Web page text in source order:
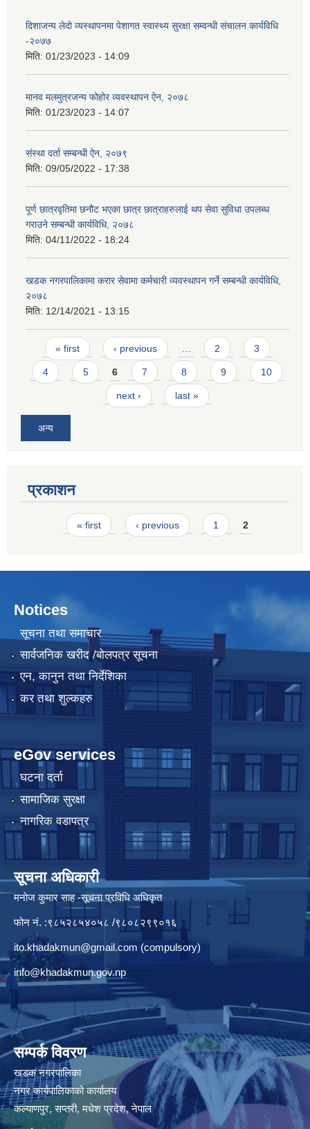
दिशाजन्य लेदो व्यस्थापनमा पेशागत स्वास्थ्य सुरक्षा सम्वन्धी संचालन कार्यविधि
-२०७७
मिति: 01/23/2023 - 14:09
मानव मलमुत्रजन्य फोहोर व्यवस्थापन ऐन, २०७८
मिति: 01/23/2023 - 14:07
संस्था दर्ता सम्बन्धी ऐन, २०७९
मिति: 09/05/2022 - 17:38
पूर्ण छात्रवृतिमा छनौट भएका छात्र छात्राहरुलाई थप सेवा सुविधा उपलब्ध
गराउने सम्बन्धी कार्यविधि, २०७८
मिति: 04/11/2022 - 18:24
खडक नगरपालिकामा करार सेवामा कर्मचारी व्यवस्थापन गर्ने सम्बन्धी कार्यविधि,
२०७८
मिति: 12/14/2021 - 13:15
Pages
« first ‹ previous … 2 3
4 5 6 7 8 9 10
next › last »
अन्य
प्रकाशन
Pages« first ‹ previous 1 2
Notices
सूचना तथा समाचार
सार्वजनिक खरीद /बोलपत्र सूचना
एन, कानुन तथा निर्देशिका
कर तथा शुल्कहरु
eGov services
घटना दर्ता
सामाजिक सुरक्षा
नागरिक वडापत्र
सूचना अधिकारी
मनाेज कुमार साह -सूचना प्रविधि अधिकृत
फोन नं. :९८५२८५४०५८ /९८०८२९९०१६
ito.khadakmun@gmail.com (compulsory)
info@khadakmun.gov.np
सम्पर्क विवरण
खडक नगरपालिका
नगर कार्यपालिकाको कार्यालय
कल्याणपुर, सप्तरी, मधेश प्रदेश, नेपाल